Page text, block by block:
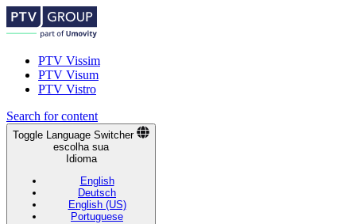
PTV Vissim
PTV Visum
PTV Vistro
Search for content
Toggle Language Switcher
escolha sua
Idioma
English
Deutsch
English (US)
Portuguese